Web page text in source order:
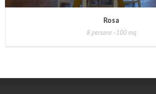
Rosa
8 persone - 100 mq